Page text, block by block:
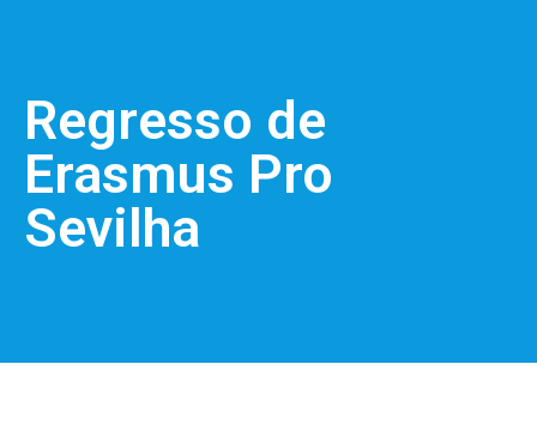
Regresso de
Erasmus Pro
Sevilha